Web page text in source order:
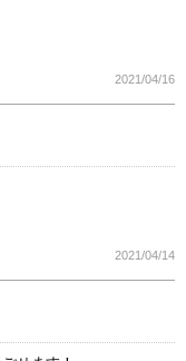
2021/04/16
2021/04/14